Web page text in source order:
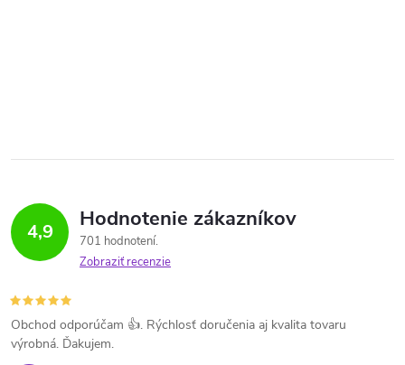
4,9 Hodnotenie zákazníkov
701 hodnotení
Zobraziť recenzie
Obchod odporúčam 👍. Rýchlosť doručenia aj kvalita tovaru
výrobná. Ďakujem.